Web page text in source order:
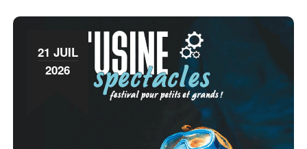
21 JUIL
2026